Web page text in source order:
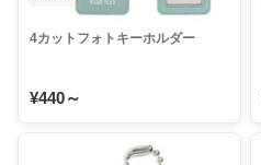
4カットフォトキーホルダー
¥440～